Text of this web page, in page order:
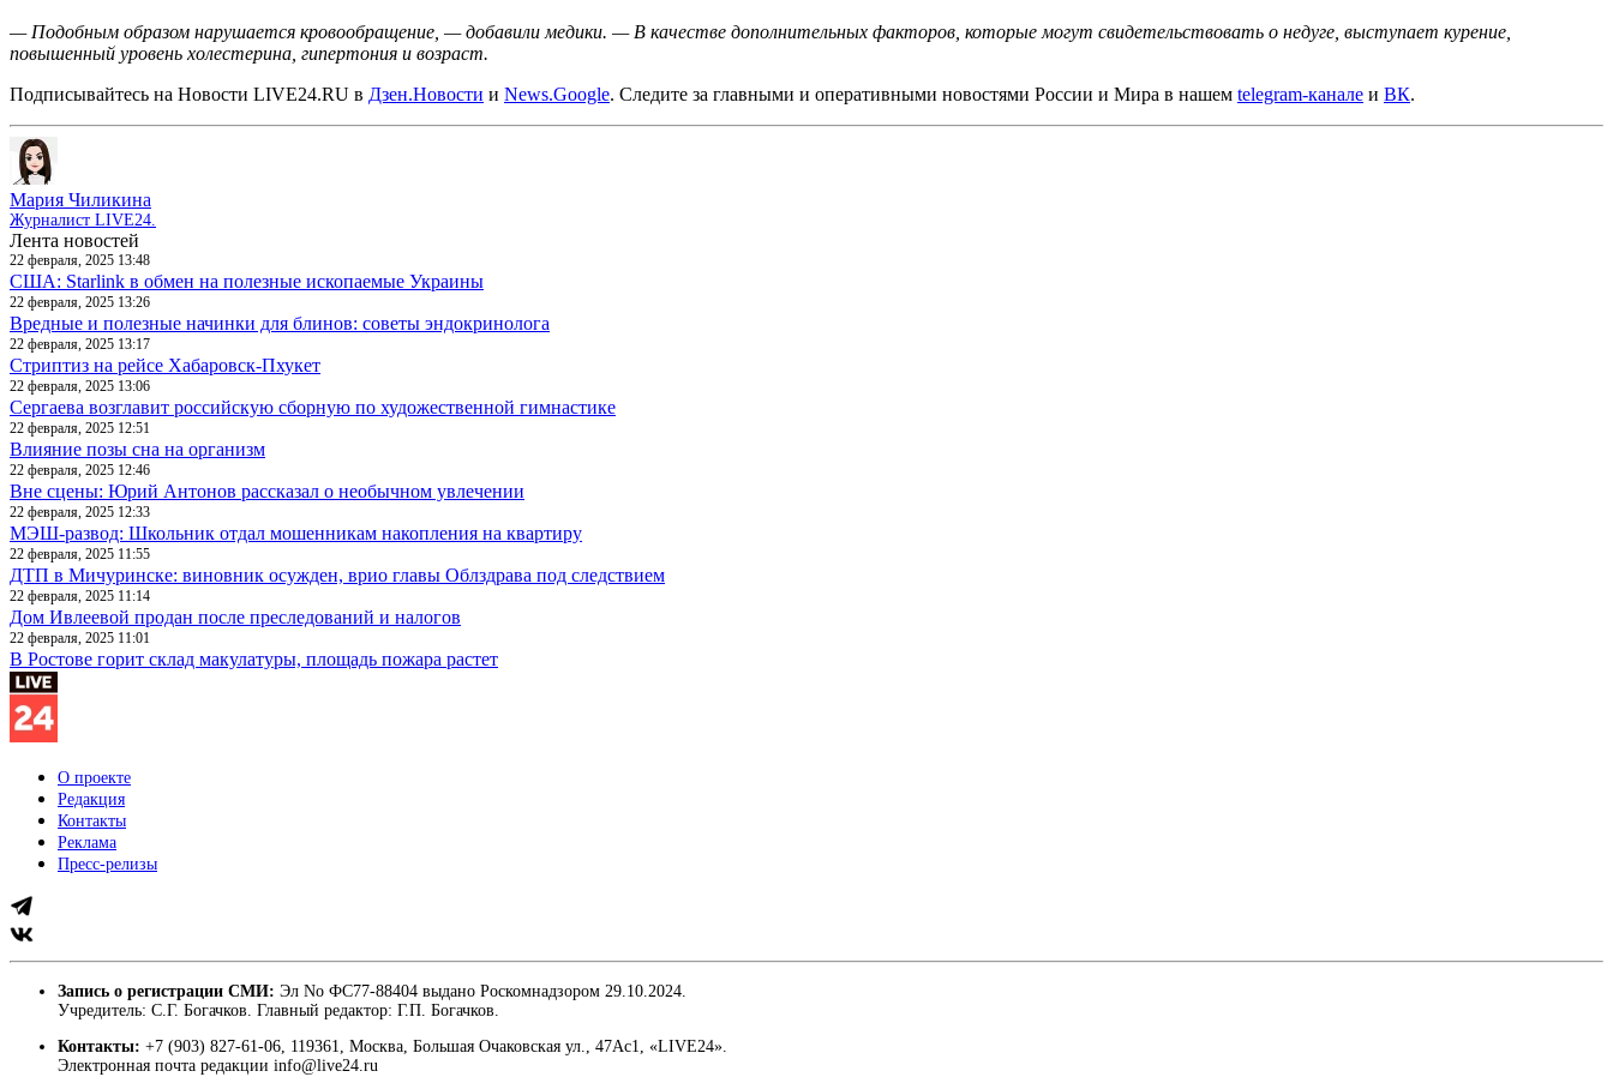
— Подобным образом нарушается кровообращение, — добавили медики. — В качестве дополнительных факторов, которые могут свидетельствовать о недуге, выступает курение,
повышенный уровень холестерина, гипертония и возраст.
Подписывайтесь на Новости LIVE24.RU в Дзен.Новости и News.Google. Следите за главными и оперативными новостями России и Мира в нашем telegram-канале и ВК.
Мария Чиликина
Журналист LIVE24.
Лента новостей
22 февраля, 2025 13:48
США: Starlink в обмен на полезные ископаемые Украины
22 февраля, 2025 13:26
Вредные и полезные начинки для блинов: советы эндокринолога
22 февраля, 2025 13:17
Стриптиз на рейсе Хабаровск-Пхукет
22 февраля, 2025 13:06
Сергаева возглавит российскую сборную по художественной гимнастике
22 февраля, 2025 12:51
Влияние позы сна на организм
22 февраля, 2025 12:46
Вне сцены: Юрий Антонов рассказал о необычном увлечении
22 февраля, 2025 12:33
МЭШ-развод: Школьник отдал мошенникам накопления на квартиру
22 февраля, 2025 11:55
ДТП в Мичуринске: виновник осужден, врио главы Облздрава под следствием
22 февраля, 2025 11:14
Дом Ивлеевой продан после преследований и налогов
22 февраля, 2025 11:01
В Ростове горит склад макулатуры, площадь пожара растет
О проекте
Редакция
Контакты
Реклама
Пресс-релизы
Запись о регистрации СМИ: Эл No ФС77-88404 выдано Роскомнадзором 29.10.2024.
Учредитель: С.Г. Богачков. Главный редактор: Г.П. Богачков.
Контакты: +7 (903) 827-61-06, 119361, Москва, Большая Очаковская ул., 47Ас1, «LIVE24».
Электронная почта редакции info@live24.ru